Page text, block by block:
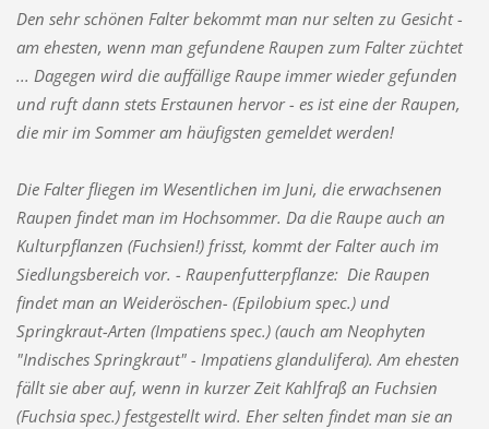
Den sehr schönen Falter bekommt man nur selten zu Gesicht -
am ehesten, wenn man gefundene Raupen zum Falter züchtet
... Dagegen wird die auffällige Raupe immer wieder gefunden
und ruft dann stets Erstaunen hervor - es ist eine der Raupen,
die mir im Sommer am häufigsten gemeldet werden!
Die Falter fliegen im Wesentlichen im Juni, die erwachsenen
Raupen findet man im Hochsommer. Da die Raupe auch an
Kulturpflanzen (Fuchsien!) frisst, kommt der Falter auch im
Siedlungsbereich vor. - Raupenfutterpflanze: Die Raupen
findet man an Weideröschen- (Epilobium spec.) und
Springkraut-Arten (Impatiens spec.) (auch am Neophyten
"Indisches Springkraut" - Impatiens glandulifera). Am ehesten
fällt sie aber auf, wenn in kurzer Zeit Kahlfraß an Fuchsien
(Fuchsia spec.) festgestellt wird. Eher selten findet man sie an